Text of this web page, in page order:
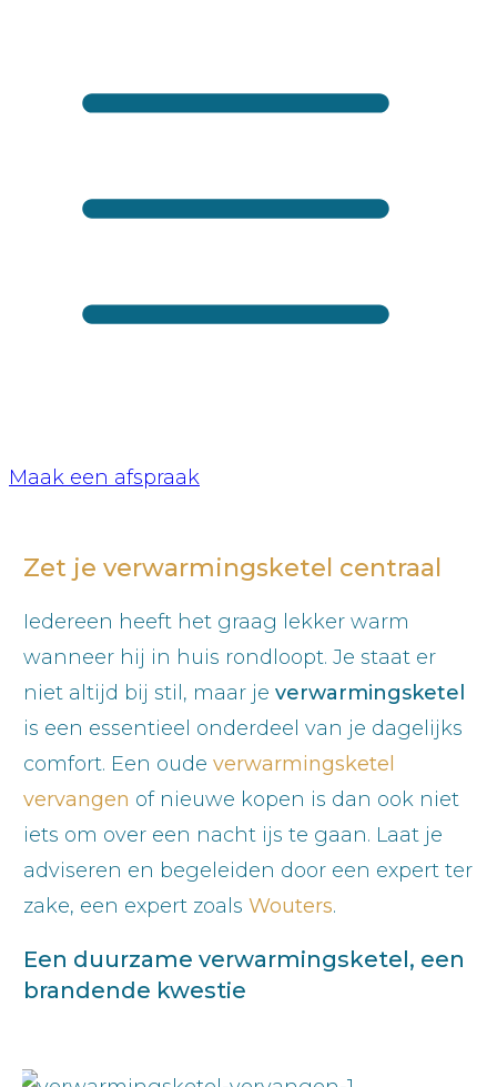
Maak een afspraak
Zet je verwarmingsketel centraal
Iedereen heeft het graag lekker warm
wanneer hij in huis rondloopt. Je staat er
niet altijd bij stil, maar je verwarmingsketel
is een essentieel onderdeel van je dagelijks
comfort. Een oude verwarmingsketel
vervangen of nieuwe kopen is dan ook niet
iets om over een nacht ijs te gaan. Laat je
adviseren en begeleiden door een expert ter
zake, een expert zoals Wouters.
Een duurzame verwarmingsketel, een
brandende kwestie